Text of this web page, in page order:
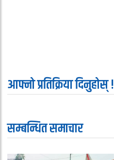
आफ्नो प्रतिक्रिया दिनुहोस् !
सम्बन्धित समाचार